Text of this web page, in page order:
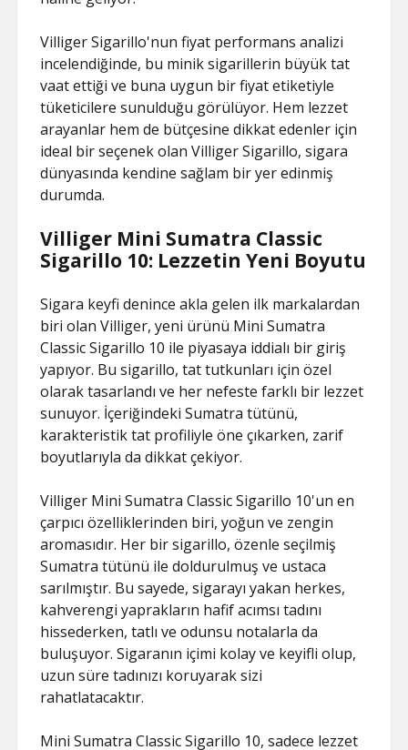
Villiger Sigarillo'nun fiyat performans analizi
incelendiğinde, bu minik sigarillerin büyük tat
vaat ettiği ve buna uygun bir fiyat etiketiyle
tüketicilere sunulduğu görülüyor. Hem lezzet
arayanlar hem de bütçesine dikkat edenler için
ideal bir seçenek olan Villiger Sigarillo, sigara
dünyasında kendine sağlam bir yer edinmiş
durumda.
Villiger Mini Sumatra Classic
Sigarillo 10: Lezzetin Yeni Boyutu
Sigara keyfi denince akla gelen ilk markalardan
biri olan Villiger, yeni ürünü Mini Sumatra
Classic Sigarillo 10 ile piyasaya iddialı bir giriş
yapıyor. Bu sigarillo, tat tutkunları için özel
olarak tasarlandı ve her nefeste farklı bir lezzet
sunuyor. İçeriğindeki Sumatra tütünü,
karakteristik tat profiliyle öne çıkarken, zarif
boyutlarıyla da dikkat çekiyor.
Villiger Mini Sumatra Classic Sigarillo 10'un en
çarpıcı özelliklerinden biri, yoğun ve zengin
aromasıdır. Her bir sigarillo, özenle seçilmiş
Sumatra tütünü ile doldurulmuş ve ustaca
sarılmıştır. Bu sayede, sigarayı yakan herkes,
kahverengi yaprakların hafif acımsı tadını
hissederken, tatlı ve odunsu notalarla da
buluşuyor. Sigaranın içimi kolay ve keyifli olup,
uzun süre tadınızı koruyarak sizi
rahatlatacaktır.
Mini Sumatra Classic Sigarillo 10, sadece lezzet